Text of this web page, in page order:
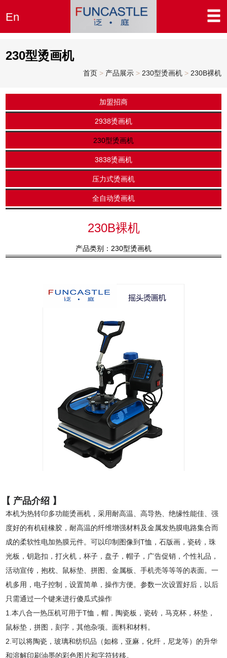
En
230型烫画机
首页> 产品展示> 230型烫画机> 230B裸机
加盟招商
2938烫画机
230型烫画机
3838烫画机
压力式烫画机
全自动烫画机
230B裸机
产品类别：230型烫画机
【 产品介绍 】
本机为热转印多功能烫画机，采用耐高温、高导热、绝缘性能佳、强
度好的有机硅橡胶，耐高温的纤维增强材料及金属发热膜电路集合而
成的柔软性电加热膜元件。可以印制图像到T恤，石版画，瓷砖，珠
光板，钥匙扣，打火机，杯子，盘子，帽子，广告促销，个性礼品，
活动宣传，抱枕、鼠标垫、拼图、金属板、手机壳等等等的表面。一
机多用，电子控制，设置简单，操作方便。参数一次设置好后，以后
只需通过一个键来进行傻瓜式操作
1.本八合一热压机可用于T恤，帽，陶瓷板，瓷砖，马克杯，杯垫，
鼠标垫，拼图，刻字，其他杂项。面料和材料。
2.可以将陶瓷，玻璃和纺织品（如棉，亚麻，化纤，尼龙等）的升华
和溶解印刷油墨的彩色图片和字符转移。